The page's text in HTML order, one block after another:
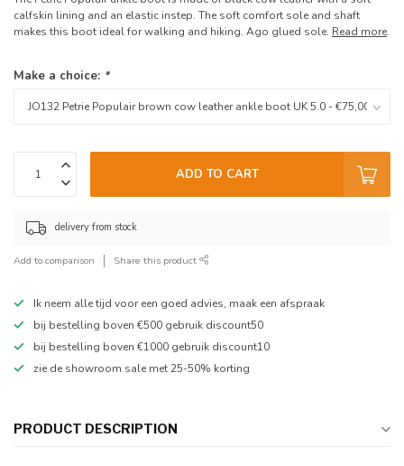
calfskin lining and an elastic instep. The soft comfort sole and shaft
makes this boot ideal for walking and hiking. Ago glued sole. Read more.
Make a choice: *
ADD TO CART
delivery from stock
Add to comparison Share this product
Ik neem alle tijd voor een goed advies, maak een afspraak
bij bestelling boven €500 gebruik discount50
bij bestelling boven €1000 gebruik discount10
zie de showroom sale met 25-50% korting
PRODUCT DESCRIPTION